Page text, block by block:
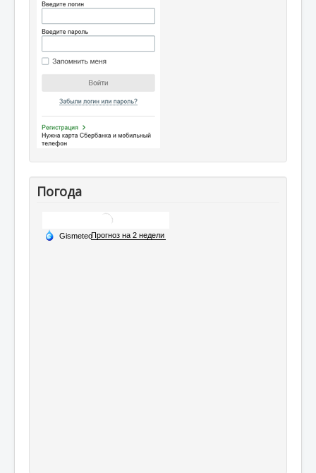
Погода